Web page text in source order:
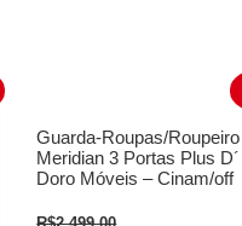
Guarda-Roupas/Roupeiro
Meridian 3 Portas Plus D´
Doro Móveis – Cinam/off